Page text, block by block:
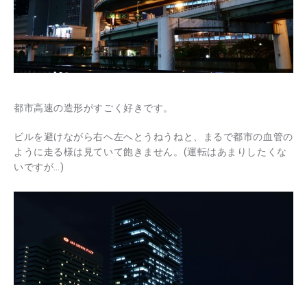
都市高速の造形がすごく好きです。
ビルを避けながら右へ左へとうねうねと、まるで都市の血管の
ように走る様は見ていて飽きません。(運転はあまりしたくな
いですが…)